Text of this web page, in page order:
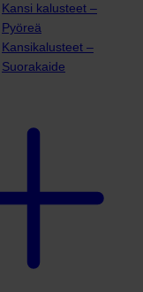
Kansi kalusteet –
Pyöreä
Kansikalusteet –
Suorakaide